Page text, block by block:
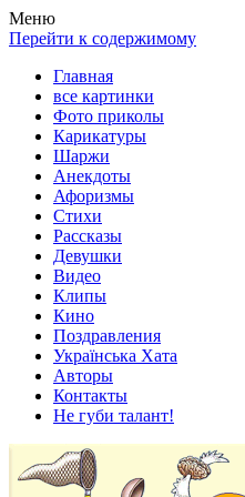
Весела хата — прикольные
Покажем всем ваши фото
Меню
Перейти к содержимому
Главная
все картинки
Фото приколы
Карикатуры
Шаржи
Анекдоты
Афоризмы
Стихи
Рассказы
Девушки
Видео
Клипы
Кино
Поздравления
Українська Хата
Авторы
Контакты
Не губи талант!